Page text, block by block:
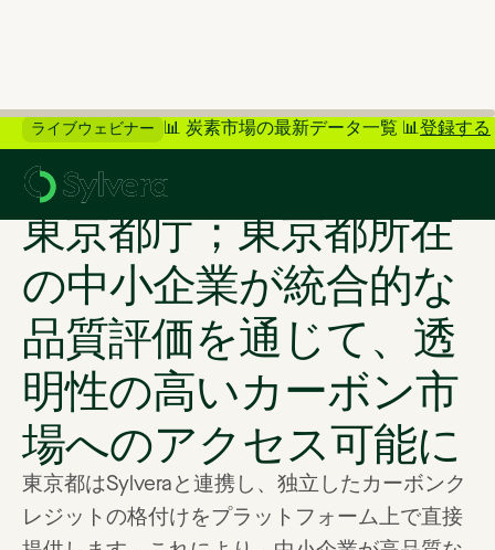
ライブウェビナー 📊 炭素市場の最新データ一覧 📊登録する
東京都庁；東京都所在
の中小企業が統合的な
品質評価を通じて、透
明性の高いカーボン市
場へのアクセス可能に
東京都はSylveraと連携し、独立したカーボンク
レジットの格付けをプラットフォーム上で直接